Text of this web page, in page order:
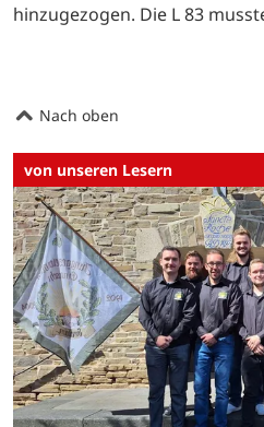
hinzugezogen. Die L 83
Nach oben
von unseren Lesern